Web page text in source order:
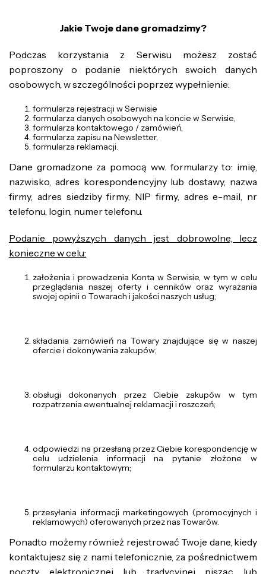
Jakie Twoje dane gromadzimy?
Podczas korzystania z Serwisu możesz zostać
poproszony o podanie niektórych swoich danych
osobowych, w szczególności poprzez wypełnienie:
formularza rejestracji w Serwisie
formularza danych osobowych na koncie w Serwisie,
formularza kontaktowego / zamówień,
formularza zapisu na Newsletter,
formularza reklamacji.
Dane gromadzone za pomocą ww. formularzy to: imię,
nazwisko, adres korespondencyjny lub dostawy, nazwa
firmy, adres siedziby firmy, NIP firmy, adres e-mail, nr
telefonu, login, numer telefonu.
Podanie powyższych danych jest dobrowolne, lecz
konieczne w celu:
założenia i prowadzenia Konta w Serwisie, w tym w celu
przeglądania naszej oferty i cenników oraz wyrażania
swojej opinii o Towarach i jakości naszych usług;
składania zamówień na Towary znajdujące się w naszej
ofercie i dokonywania zakupów;
obsługi dokonanych przez Ciebie zakupów w tym
rozpatrzenia ewentualnej reklamacji i roszczeń;
odpowiedzi na przesłaną przez Ciebie korespondencję w
celu udzielenia informacji na pytanie złożone w
formularzu kontaktowym;
przesyłania informacji marketingowych (promocyjnych i
reklamowych) oferowanych przez nas Towarów.
Ponadto możemy również rejestrować Twoje dane, kiedy
kontaktujesz się z nami telefonicznie, za pośrednictwem
poczty elektronicznej lub tradycyjnej pisząc lub